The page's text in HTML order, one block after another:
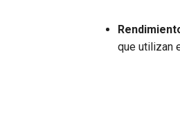
que utilizan